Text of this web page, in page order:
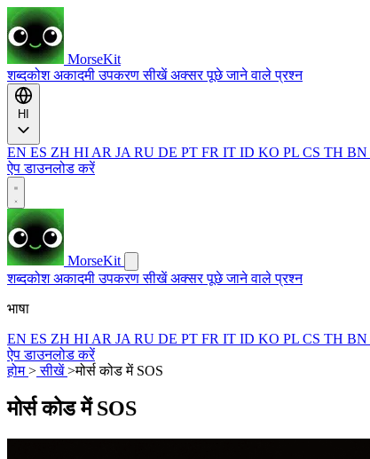
MorseKit
शब्दकोशअकादमीउपकरणसीखेंअक्सर पूछे जाने वाले प्रश्न
EN ES ZH HI AR JA RU DE PT FR IT ID KO PL CS TH BN
ऐप डाउनलोड करें
MorseKit
शब्दकोशअकादमीउपकरणसीखेंअक्सर पूछे जाने वाले प्रश्न
भाषा
EN ES ZH HI AR JA RU DE PT FR IT ID KO PL CS TH BN
ऐप डाउनलोड करें
होम>सीखें>मोर्स कोड में SOS
मोर्स कोड में SOS